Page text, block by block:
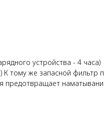
устройства - 4 часа)
тому же запасной фильтр
предотвращает